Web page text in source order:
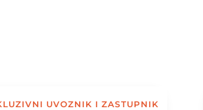
UVOZNIK I ZASTUPNIK